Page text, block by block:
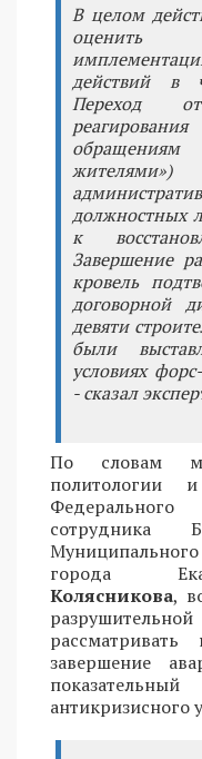
В целом
оценить
действий в
Переход
должностных
к
Завершение
кровель
договорной
девяти
были
условиях
- сказал
По словам
политологии
города
Колясникова,
завершение
антикризисного